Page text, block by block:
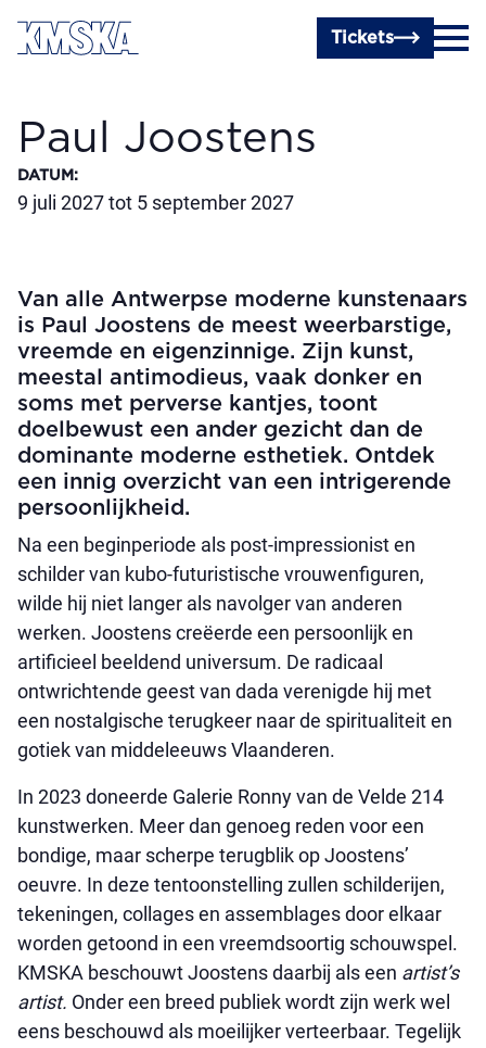
Ga naar hoofdinhoud
Tickets
Paul Joostens
DATUM :
9 juli 2027 tot 5 september 2027
Van alle Antwerpse moderne kunstenaars
is Paul Joostens de meest weerbarstige,
vreemde en eigenzinnige. Zijn kunst,
meestal antimodieus, vaak donker en
soms met perverse kantjes, toont
doelbewust een ander gezicht dan de
dominante moderne esthetiek. Ontdek
een innig overzicht van een intrigerende
persoonlijkheid.
Na een beginperiode als post-impressionist en
schilder van kubo-futuristische vrouwenfiguren,
wilde hij niet langer als navolger van anderen
werken. Joostens creëerde een persoonlijk en
artificieel beeldend universum. De radicaal
ontwrichtende geest van dada verenigde hij met
een nostalgische terugkeer naar de spiritualiteit en
gotiek van middeleeuws Vlaanderen.
In 2023 doneerde Galerie Ronny van de Velde 214
kunstwerken. Meer dan genoeg reden voor een
bondige, maar scherpe terugblik op Joostens’
oeuvre. In deze tentoonstelling zullen schilderijen,
tekeningen, collages en assemblages door elkaar
worden getoond in een vreemdsoortig schouwspel.
KMSKA beschouwt Joostens daarbij als een artist’s
artist. Onder een breed publiek wordt zijn werk wel
eens beschouwd als moeilijker verteerbaar. Tegelijk